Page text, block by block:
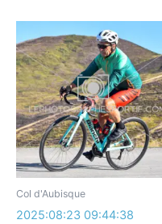
Col d'Aubisque
2025:08:23 09:44:38